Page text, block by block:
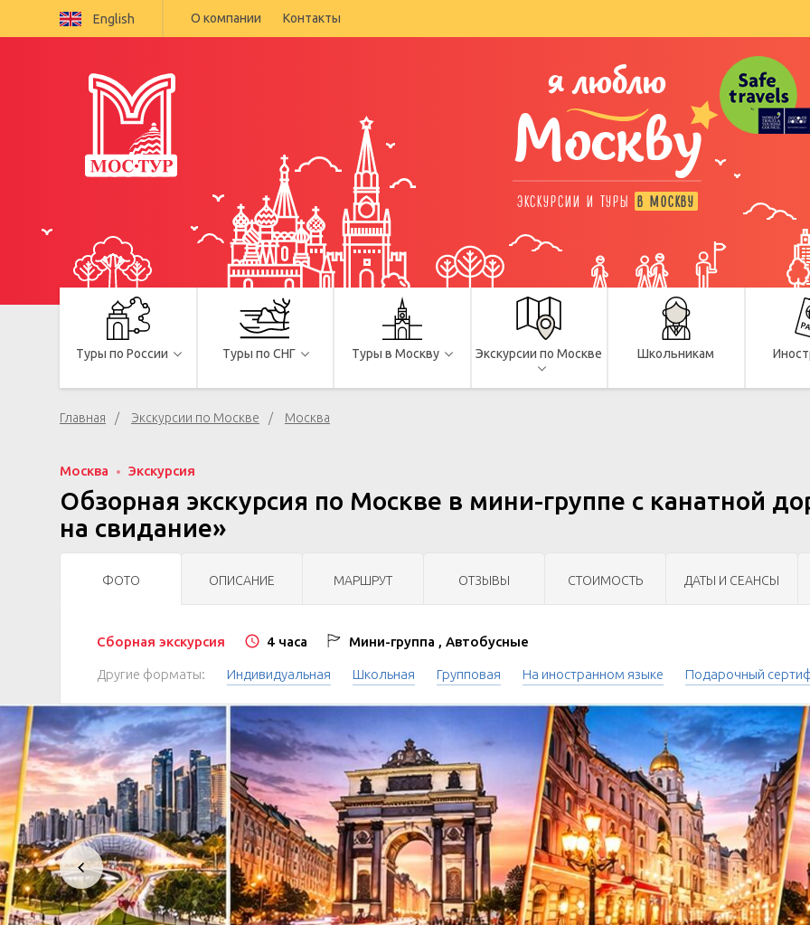
English О компании Контакты
я люблю
Москву
ЭКСКУРСИИ И ТУРЫ В МОСКВУ
Туры по России Туры по СНГ Туры в Москву Экскурсии по Москве Школьникам
Главная Экскурсии по Москве Москва
Москва Экскурсия
Обзорная экскурсия по Москве в мини-группе c канатной
на свидание»
ФОТО ОПИСАНИЕ МАРШРУТ ОТЗЫВЫ СТОИМОСТЬ ДАТЫ И СЕАНСЫ
Сборная экскурсия 4 часа Мини-группа , Автобусные
Другие форматы: Индивидуальная Школьная Групповая На иностранном языке Подарочный